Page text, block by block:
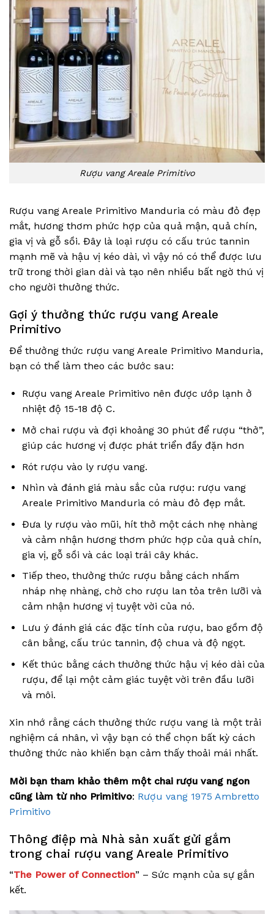
Rượu vang Areale Primitivo
Rượu vang Areale Primitivo Manduria có màu đỏ đẹp
mắt, hương thơm phức hợp của quả mận, quả chín,
gia vị và gỗ sồi. Đây là loại rượu có cấu trúc tannin
mạnh mẽ và hậu vị kéo dài, vì vậy nó có thể được lưu
trữ trong thời gian dài và tạo nên nhiều bất ngờ thú vị
cho người thưởng thức.
Gợi ý thưởng thức rượu vang Areale
Primitivo
Để thưởng thức rượu vang Areale Primitivo Manduria,
bạn có thể làm theo các bước sau:
Rượu vang Areale Primitivo nên được ướp lạnh ở
nhiệt độ 15-18 độ C.
Mở chai rượu và đợi khoảng 30 phút để rượu “thở”,
giúp các hương vị được phát triển đầy đặn hơn
Rót rượu vào ly rượu vang.
Nhìn và đánh giá màu sắc của rượu: rượu vang
Areale Primitivo Manduria có màu đỏ đẹp mắt.
Đưa ly rượu vào mũi, hít thở một cách nhẹ nhàng
và cảm nhận hương thơm phức hợp của quả chín,
gia vị, gỗ sồi và các loại trái cây khác.
Tiếp theo, thưởng thức rượu bằng cách nhấm
nháp nhẹ nhàng, chờ cho rượu lan tỏa trên lưỡi và
cảm nhận hương vị tuyệt vời của nó.
Lưu ý đánh giá các đặc tính của rượu, bao gồm độ
cân bằng, cấu trúc tannin, độ chua và độ ngọt.
Kết thúc bằng cách thưởng thức hậu vị kéo dài của
rượu, để lại một cảm giác tuyệt vời trên đầu lưỡi
và môi.
Xin nhớ rằng cách thưởng thức rượu vang là một trải
nghiệm cá nhân, vì vậy bạn có thể chọn bất kỳ cách
thưởng thức nào khiến bạn cảm thấy thoải mái nhất.
Mời bạn tham khảo thêm một chai rượu vang ngon
cũng làm từ nho Primitivo: Rượu vang 1975 Ambretto
Primitivo
Thông điệp mà Nhà sản xuất gửi gắm
trong chai rượu vang Areale Primitivo
“The Power of Connection” – Sức mạnh của sự gắn
kết.